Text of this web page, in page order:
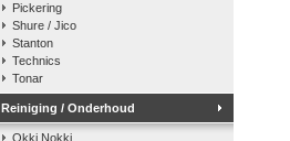
Pickering
Shure / Jico
Stanton
Technics
Tonar
Reiniging / Onderhoud
Okki Nokki